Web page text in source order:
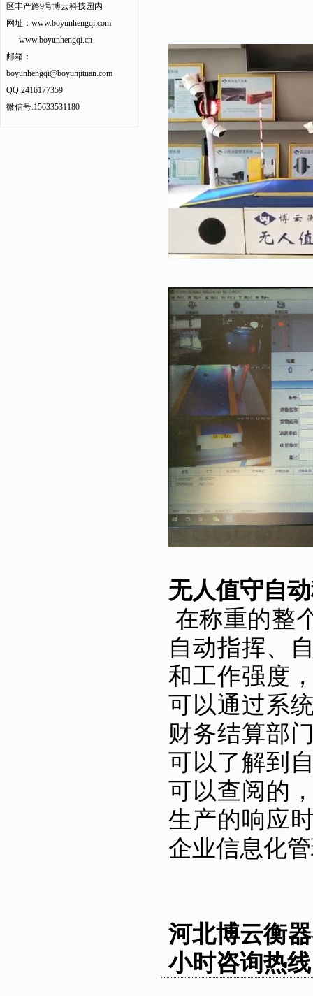
区丰产路9号博云科技园内
网址：www.boyunhengqi.com
www.boyunhengqi.cn
邮箱：
boyunhengqi@boyunjituan.com
QQ:2416177359
微信号:15633531180
无人值守自
在称重的整
自动指挥、
和工作强度
可以通过系
财务结算部
可以了解到
可以查阅的
生产的响应
企业信息化
河北博云衡器
小时咨询热